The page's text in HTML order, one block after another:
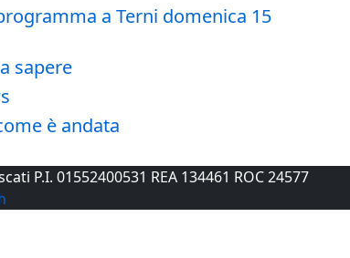
a Terni domenica 15
sapere
è andata
P.I. 01552400531 REA 134461 ROC 24577